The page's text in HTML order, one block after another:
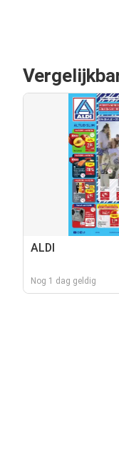
ALDI
Nog 1 dag geldig